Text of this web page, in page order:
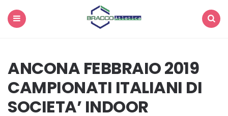
ANCONA FEBBRAIO 2019
CAMPIONATI ITALIANI DI
SOCIETA’ INDOOR